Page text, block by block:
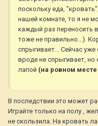
поскольку еда,
нашей комнате, то я не
каждый раз переносить
тоже не правильно...).
спрыгивает... Сейчас
вроде не спрыгивает, но
лапой (на ровном
В последствии это может
Играйте только на полу ,
не скользила. На кровать